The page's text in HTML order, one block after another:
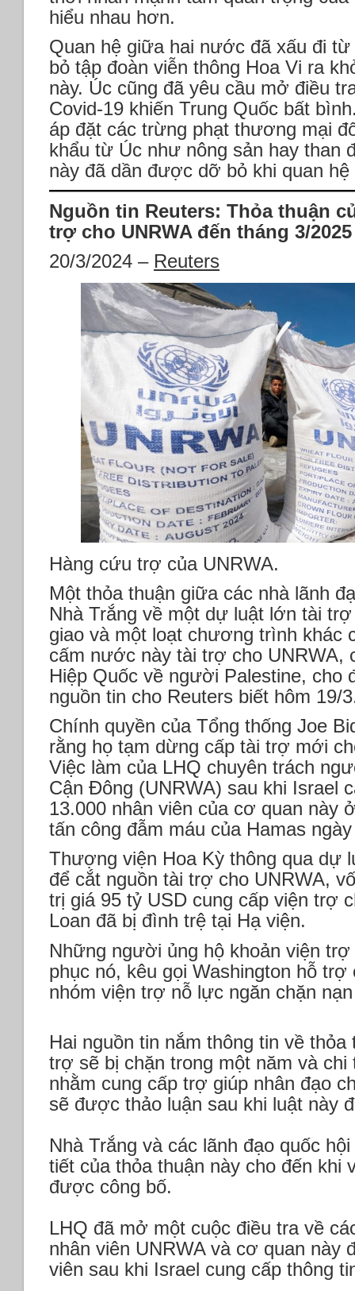
hiểu nhau hơn.
Quan hệ giữa hai nước đã xấu đi
bỏ tập đoàn viễn thông Hoa Vi ra
này. Úc cũng đã yêu cầu mở điều
Covid-19 khiến Trung Quốc bất
áp đặt các trừng phạt thương mại
khẩu từ Úc như nông sản hay than
này đã dần được dỡ bỏ khi quan
Nguồn tin Reuters: Thỏa thuận
trợ cho UNRWA đến tháng 3/
20/3/2024 – Reuters
Hàng cứu trợ của UNRWA.
Một thỏa thuận giữa các nhà lãnh
Nhà Trắng về một dự luật lớn tài
giao và một loạt chương trình khác
cấm nước này tài trợ cho UNRWA,
Hiệp Quốc về người Palestine, cho
nguồn tin cho Reuters biết hôm 19/
Chính quyền của Tổng thống Joe
rằng họ tạm dừng cấp tài trợ mới
Việc làm của LHQ chuyên trách
Cận Đông (UNRWA) sau khi Israel
13.000 nhân viên của cơ quan này
tấn công đẫm máu của Hamas
Thượng viện Hoa Kỳ thông qua dự
để cắt nguồn tài trợ cho UNRWA,
trị giá 95 tỷ USD cung cấp viện trợ
Loan đã bị đình trệ tại Hạ viện.
Những người ủng hộ khoản viện
phục nó, kêu gọi Washington hỗ
nhóm viện trợ nỗ lực ngăn chặn
Hai nguồn tin nắm thông tin về
trợ sẽ bị chặn trong một năm và
nhằm cung cấp trợ giúp nhân đạo
sẽ được thảo luận sau khi luật này
Nhà Trắng và các lãnh đạo quốc
tiết của thỏa thuận này cho đến khi
được công bố.
LHQ đã mở một cuộc điều tra về
nhân viên UNRWA và cơ quan này
viên sau khi Israel cung cấp thông